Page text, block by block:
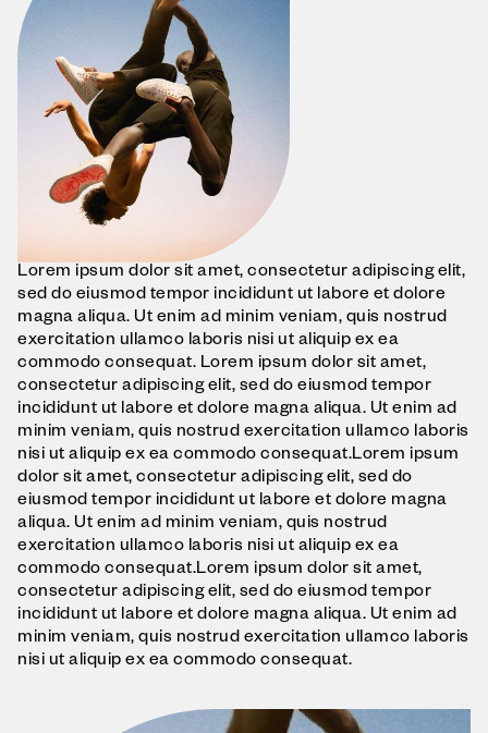
Lorem ipsum dolor sit amet, consectetur adipiscing elit,
sed do eiusmod tempor incididunt ut labore et dolore
magna aliqua. Ut enim ad minim veniam, quis nostrud
exercitation ullamco laboris nisi ut aliquip ex ea
commodo consequat. Lorem ipsum dolor sit amet,
consectetur adipiscing elit, sed do eiusmod tempor
incididunt ut labore et dolore magna aliqua. Ut enim ad
minim veniam, quis nostrud exercitation ullamco laboris
nisi ut aliquip ex ea commodo consequat.Lorem ipsum
dolor sit amet, consectetur adipiscing elit, sed do
eiusmod tempor incididunt ut labore et dolore magna
aliqua. Ut enim ad minim veniam, quis nostrud
exercitation ullamco laboris nisi ut aliquip ex ea
commodo consequat.Lorem ipsum dolor sit amet,
consectetur adipiscing elit, sed do eiusmod tempor
incididunt ut labore et dolore magna aliqua. Ut enim ad
minim veniam, quis nostrud exercitation ullamco laboris
nisi ut aliquip ex ea commodo consequat.